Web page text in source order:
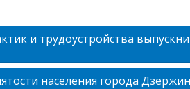
и трудоустройства
населения города